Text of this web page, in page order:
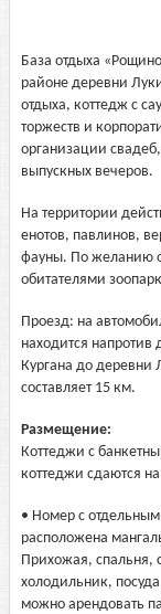
База отдыха
районе деревни
отдыха, коттедж с
торжеств и
организации
выпускных вечеров.
На территории
енотов, павлинов,
фауны. По желанию
обитателями
Проезд: на
находится
Кургана до деревни
составляет 15 км.
Размещение:
Коттеджи с
коттеджи сдаются
• Номер с
расположена
Прихожая, спальня,
холодильник,
можно арендовать